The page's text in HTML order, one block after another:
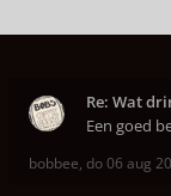
Re: Wat
Een goed
bobbee, do 06 aug